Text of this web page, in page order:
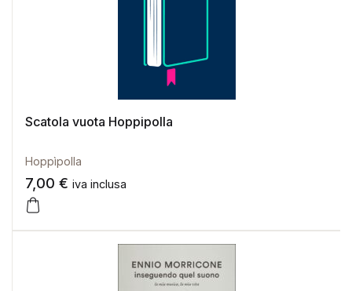
Scatola vuota Hoppipolla
Hoppìpolla
7,00 € iva inclusa